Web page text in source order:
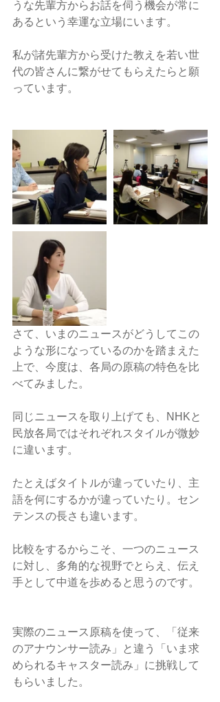
うな先輩方からお話を伺う機会が常に
あるという幸運な立場にいます。
私が諸先輩方から受けた教えを若い世
代の皆さんに繋がせてもらえたらと願
っています。
さて、いまのニュースがどうしてこの
ような形になっているのかを踏まえた
上で、今度は、各局の原稿の特色を比
べてみました。
同じニュースを取り上げても、NHKと
民放各局ではそれぞれスタイルが微妙
に違います。
たとえばタイトルが違っていたり、主
語を何にするかが違っていたり。セン
テンスの長さも違います。
比較をするからこそ、一つのニュース
に対し、多角的な視野でとらえ、伝え
手として中道を歩めると思うのです。
実際のニュース原稿を使って、「従来
のアナウンサー読み」と違う「いま求
められるキャスター読み」に挑戦して
もらいました。